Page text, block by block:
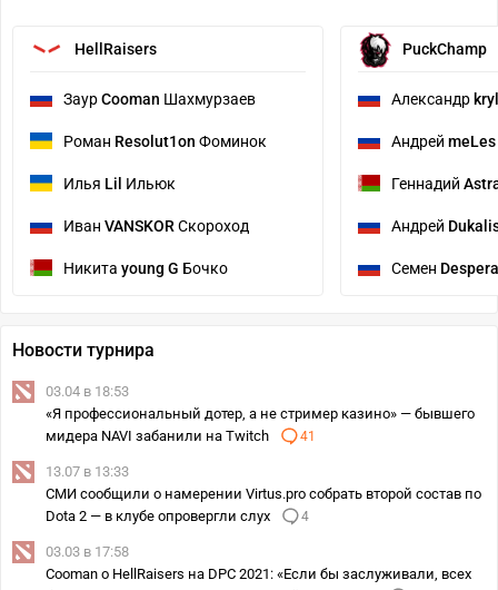
HellRaisers
ЗаурCooman Шахмурзаев
Роман Resolut1on Фоминок
Илья Lil Ильюк
Иван VANSKOR Скороход
Никита young G Бочко
PuckChamp
Александр
Андрей meLes
Геннадий
Андрей
Семен
Новости турнира
03.04 в 18:53
«Я профессиональный дотер, а не стример казино» — бывшего
мидера NAVI забанили на Twitch
41
13.07 в 13:33
СМИ сообщили о намерении Virtus.pro собрать второй состав по
Dota 2 — в клубе опровергли слух
4
03.03 в 17:58
Cooman о HellRaisers на DPC 2021: «Если бы заслуживали, всех